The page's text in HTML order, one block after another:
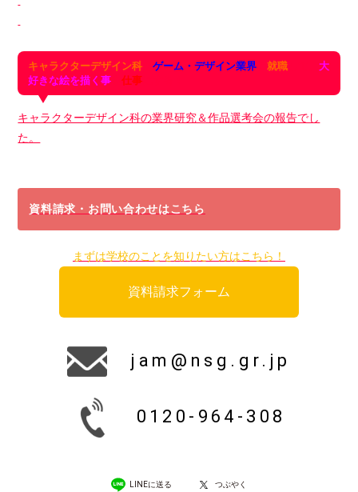
キャラクターデザイン科 はゲーム・デザイン業界 に就職
大
好きな絵を描く事 を仕事
キャラクターデザイン科の業界研究＆作品選考会の報告でし
た。
資料請求・お問い合わせはこちら
まずは学校のことを知りたい方はこちら！
資料請求フォーム
jam@nsg.gr.jp
0120-964-308
LINEに送る つぶやく